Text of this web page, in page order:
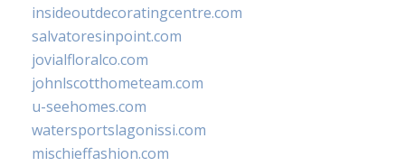
insideoutdecoratingcentre.com
salvatoresinpoint.com
jovialfloralco.com
johnlscotthometeam.com
u-seehomes.com
watersportslagonissi.com
mischieffashion.com